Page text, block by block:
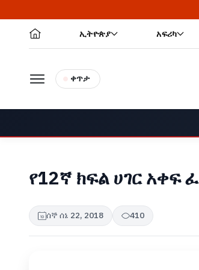
ኢትዮጵያ አፍሪካ
ቀጥታ
የ12ኛ ክፍል ሀገር አቀፍ
ሰኞ ሰኔ 22, 2018 410